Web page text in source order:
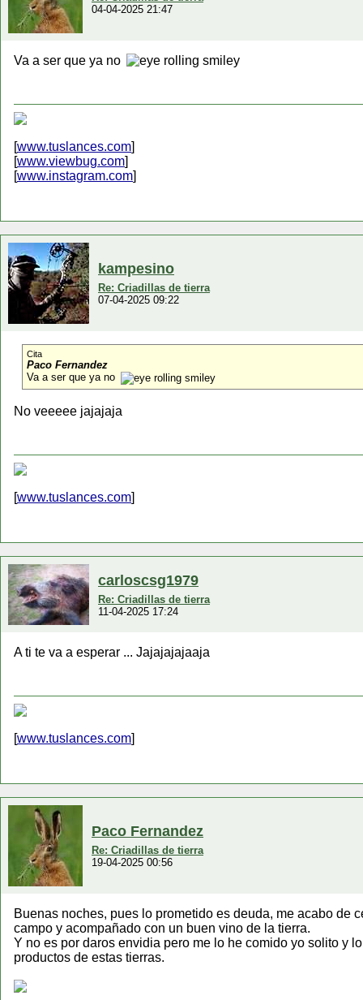
04-04-2025 21:47
Va a ser que ya no
[www.tuslances.com]
[www.viewbug.com]
[www.instagram.com]
kampesino
Re: Criadillas de tierra
07-04-2025 09:22
Cita
Paco Fernandez
Va a ser que ya no
No veeeee jajajaja
[www.tuslances.com]
carloscsg1979
Re: Criadillas de tierra
11-04-2025 17:24
A ti te va a esperar ... Jajajajajaaja
[www.tuslances.com]
Paco Fernandez
Re: Criadillas de tierra
19-04-2025 00:56
Buenas noches, pues lo prometido es deuda, me acabo de
campo y acompañado con un buen vino de la tierra.
Y no es por daros envidia pero me lo he comido yo solito y
productos de estas tierras.